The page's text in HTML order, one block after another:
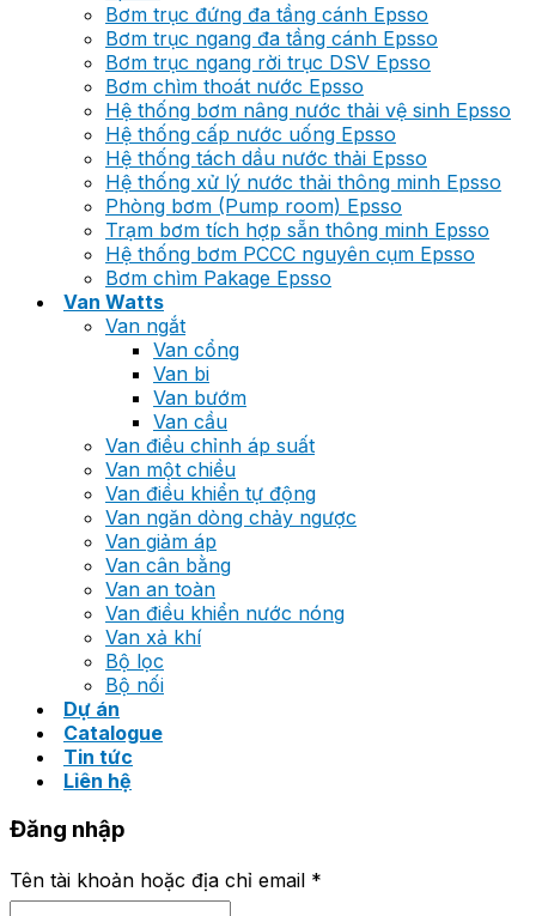
Bơm trục đứng đa tầng cánh Epsso
Bơm trục ngang đa tầng cánh Epsso
Bơm trục ngang rời trục DSV Epsso
Bơm chìm thoát nước Epsso
Hệ thống bơm nâng nước thải vệ sinh Epsso
Hệ thống cấp nước uống Epsso
Hệ thống tách dầu nước thải Epsso
Hệ thống xử lý nước thải thông minh Epsso
Phòng bơm (Pump room) Epsso
Trạm bơm tích hợp sẵn thông minh Epsso
Hệ thống bơm PCCC nguyên cụm Epsso
Bơm chìm Pakage Epsso
Van Watts
Van ngắt
Van cổng
Van bi
Van bướm
Van cầu
Van điều chỉnh áp suất
Van một chiều
Van điều khiển tự động
Van ngăn dòng chảy ngược
Van giảm áp
Van cân bằng
Van an toàn
Van điều khiển nước nóng
Van xả khí
Bộ lọc
Bộ nối
Dự án
Catalogue
Tin tức
Liên hệ
Đăng nhập
Tên tài khoản hoặc địa chỉ email *